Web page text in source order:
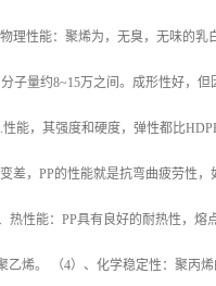
理性能：聚烯为，无臭，无味的乳
子量约8~15万之间。成形性好，但
.性能，其强度和硬度，弹性都比
差， PP的性能就是抗弯曲疲劳性，
热性能： PP具有良好的耐热性，熔
烯。 （4）、化学稳定性：聚丙